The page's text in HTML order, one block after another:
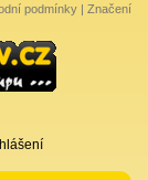
podmínky | Značení